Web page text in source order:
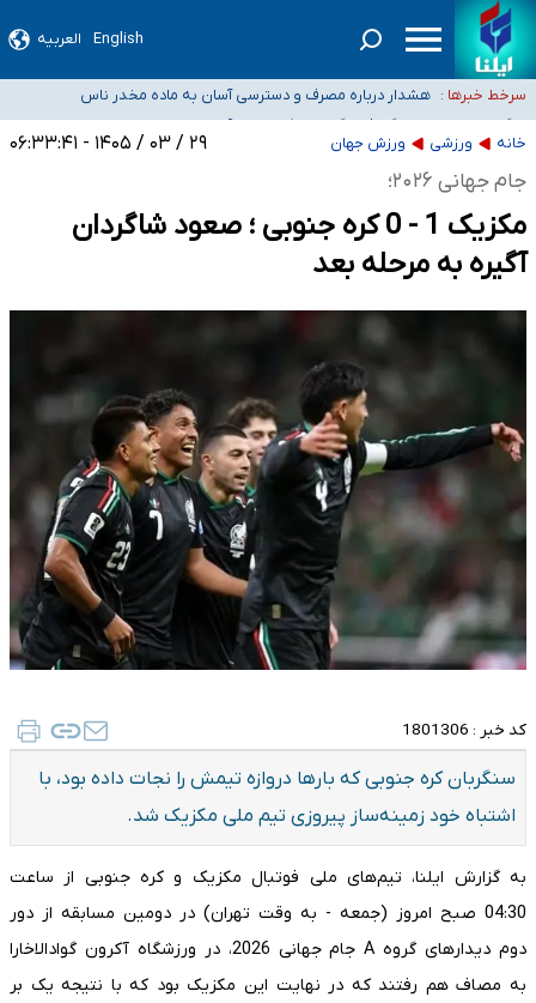
English العربیه
سرخط خبرها :
ثبت‌نام بخش عمده دانش‌آموزان مدارس ایرانی امارات در کشور/ درباره محصلان
باقی‌مانده در دبی متناسب با شرایط جدید تصمیم‌گیری می‌شود
هشدار درباره مصرف و دسترسی آسان به ماده مخدر ناس
۵۵۶ هزار نفر در صف وام ازدواج/ بانک سرمایه با وجود ۲۵۰ متقاضی، تاکنون هیچ
فقره وامی پرداخت نکرده است
کسانی که خواهان ادامه جنگ هستند، برنامه خود را برای اداره کشور ارائه کنند
خانه ورزشی ورزش جهان ۲۹ / ۰۳ / ۱۴۰۵ - ۰۶:۳۳:۴۱
جام جهانی ۲۰۲۶؛
مکزیک 1 - 0 کره جنوبی ؛ صعود شاگردان
آگیره به مرحله بعد
کد خبر : 1801306
سنگربان کره جنوبی که بارها دروازه تیمش را نجات داده بود، با
اشتباه خود زمینه‌ساز پیروزی تیم ملی مکزیک شد.
به گزارش ایلنا، تیم‌های ملی فوتبال مکزیک و کره جنوبی از ساعت
04:30 صبح امروز (جمعه - به وقت تهران) در دومین مسابقه از دور
دوم دیدارهای گروه A جام جهانی 2026، در ورزشگاه آکرون گوادالاخارا
به مصاف هم رفتند که در نهایت این مکزیک بود که با نتیجه یک بر